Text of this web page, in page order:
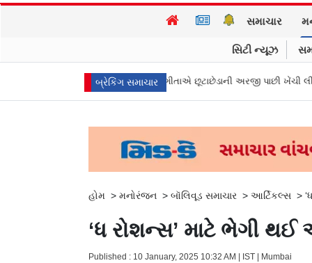
સમાચાર
સિટી ન્યૂઝ
બ્રેકિંગ સમાચાર
મુખ્ય પ્રધાન વિજયની પત્ની સંગીતાએ છૂટાછેડાની અરજી પાછી ખેંચી લીધી, કેસ
હોમ > મનોરંજન > બૉલિવૂડ સમાચાર > આર્ટિકલ્સ >
‘ધ રોશન્સ’ માટે ભેગી થઈ
Published : 10 January, 2025 10:32 AM | IST | Mumbai